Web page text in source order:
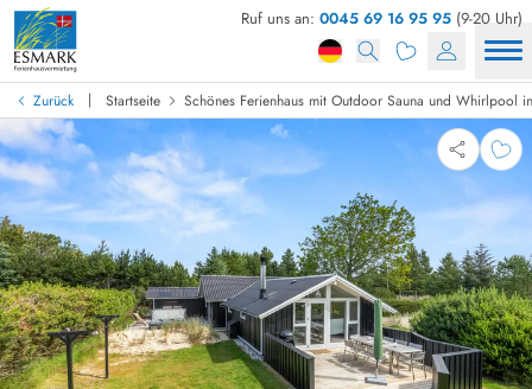
Ruf uns an: 0045 69 16 95 95 (9-20 Uhr)
Zurück | Startseite Schönes Ferienhaus mit Outdoor Sauna und Whirlpool